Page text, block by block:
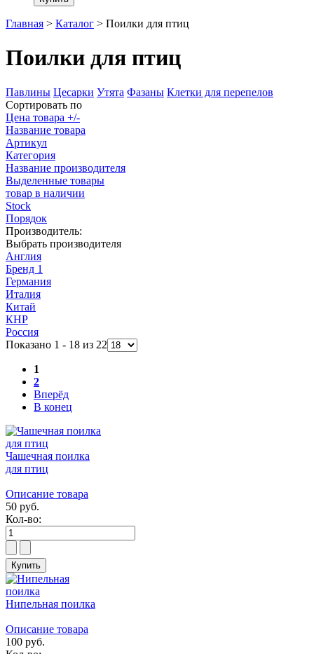
Главная > Каталог > Поилки для птиц
Поилки для птиц
Павлины Цесарки Утята Фазаны Клетки для перепелов
Сортировать по
Цена товара +/-
Название товара
Артикул
Категория
Название производителя
Выделенные товары
товар в наличии
Stock
Порядок
Производитель:
Выбрать производителя
Англия
Бренд 1
Германия
Италия
Китай
КНР
Россия
Показано 1 - 18 из 22
1
2
Вперёд
В конец
Чашечная поилка
для птиц
Описание товара
50 руб.
Кол-во:
Нипельная поилка
Описание товара
100 руб.